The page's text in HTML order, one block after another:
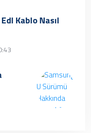
Kablo Nasıl